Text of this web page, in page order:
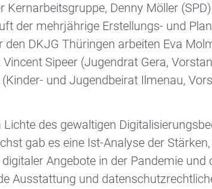
Denny Möller
der mehrjährige Erstellungs- und
DKJG Thüringen arbeiten Eva
Sipeer (Jugendrat Gera,
und Jugendbeirat Ilmenau,
des gewaltigen
gab es eine Ist-Analyse der
Angebote in der Pandemie
Ausstattung und